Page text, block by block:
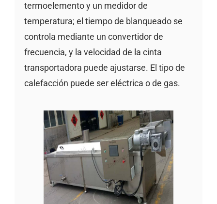
termoelemento y un medidor de
temperatura; el tiempo de blanqueado se
controla mediante un convertidor de
frecuencia, y la velocidad de la cinta
transportadora puede ajustarse. El tipo de
calefacción puede ser eléctrica o de gas.